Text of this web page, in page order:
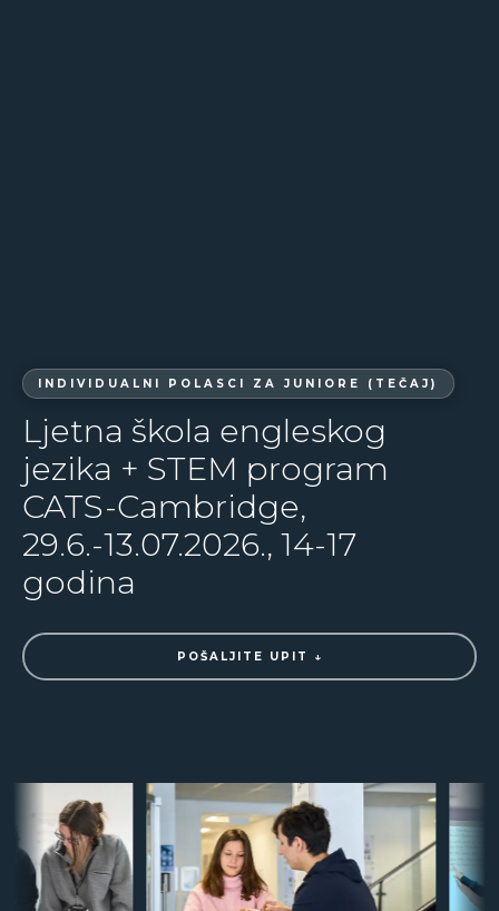
INDIVIDUALNI POLASCI ZA JUNIORE (TEČAJ)
Ljetna škola engleskog
jezika + STEM program
CATS-Cambridge,
29.6.-13.07.2026., 14-17
godina
POŠALJITE UPIT ↓